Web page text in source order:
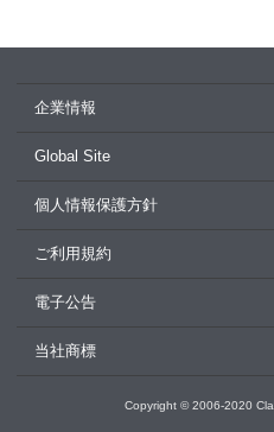
企業情報
Global Site
個人情報保護方針
ご利用規約
電子公告
当社商標
Copyright © 2006-2020